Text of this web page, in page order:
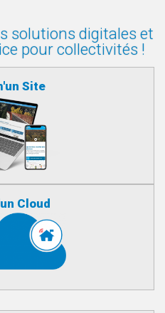
solutions digitales et
pour collectivités !
Site
Cloud